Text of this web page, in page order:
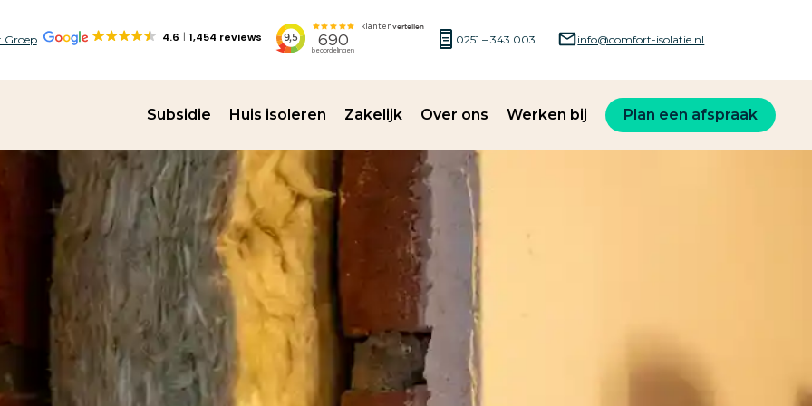
Groep 4.6 1,454 reviews 0251 – 343 003 info@comfort-isolatie.nl
Subsidie Huis isoleren Zakelijk Over ons Werken bij Plan een afspraak